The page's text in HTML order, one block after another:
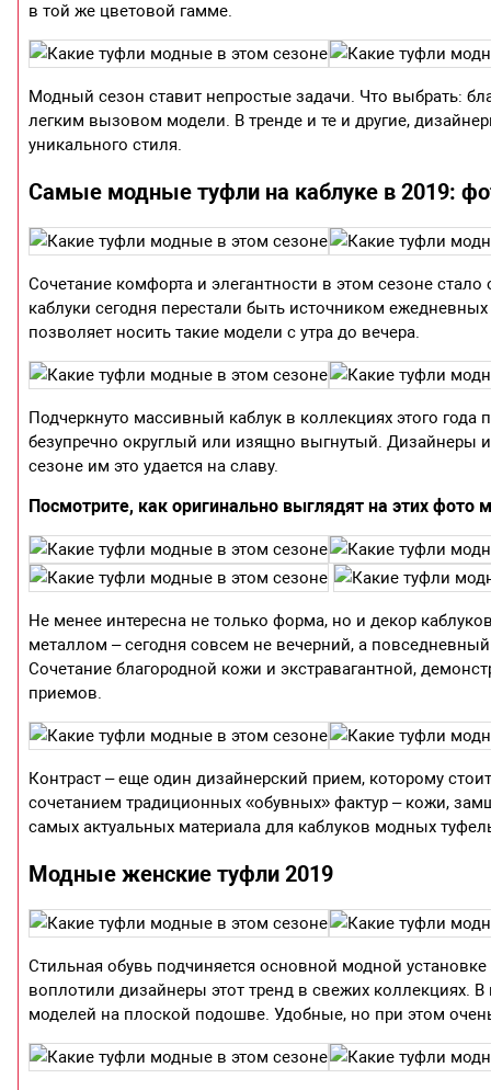
в той же цветовой гамме.
Модный сезон ставит непростые задачи. Что выбрать:
легким вызовом модели. В тренде и те и другие,
уникального стиля.
Самые модные туфли на каблуке в 2019:
Сочетание комфорта и элегантности в этом сезоне
каблуки сегодня перестали быть источником
позволяет носить такие модели с утра до вечера.
Подчеркнуто массивный каблук в коллекциях этого
безупречно округлый или изящно выгнутый.
сезоне им это удается на славу.
Посмотрите, как оригинально выглядят на этих фото
Не менее интересна не только форма, но и декор
металлом – сегодня совсем не вечерний, а
Сочетание благородной кожи и экстравагантной,
приемов.
Контраст – еще один дизайнерский прием, которому
сочетанием традиционных «обувных» фактур – кожи,
самых актуальных материала для каблуков модных
Модные женские туфли 2019
Стильная обувь подчиняется основной модной
воплотили дизайнеры этот тренд в свежих коллекциях.
моделей на плоской подошве. Удобные, но при этом